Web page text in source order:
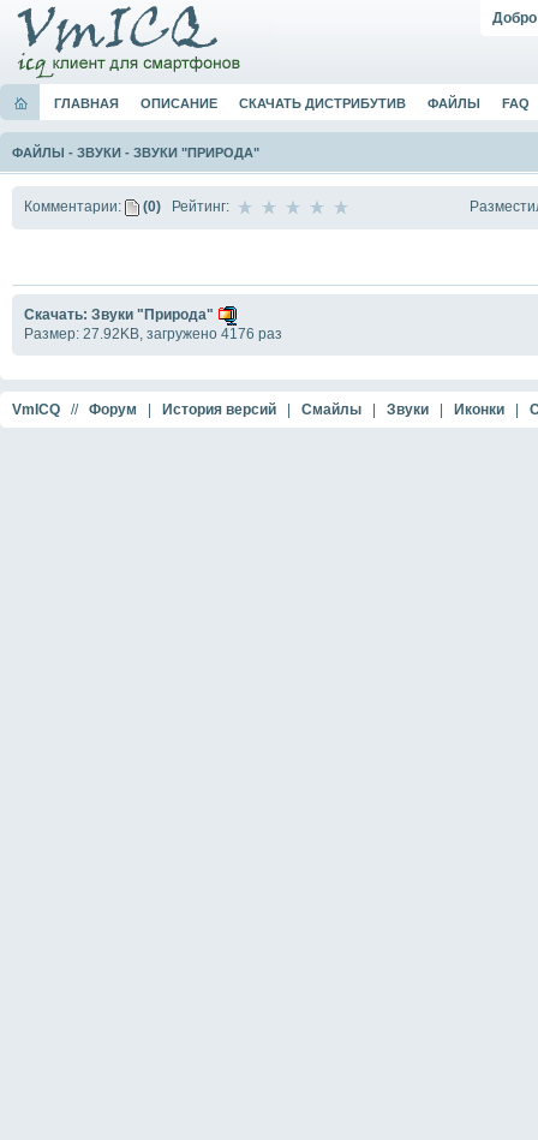
ГЛАВНАЯ ОПИСАНИЕ СКАЧАТЬ ДИСТРИБУТИВ ФАЙЛЫ FAQ
ФАЙЛЫ - ЗВУКИ - ЗВУКИ "ПРИРОДА"
Комментарии: (0) Рейтинг:
Скачать: Звуки "Природа"
Размер: 27.92KB, загружено 4176 раз
VmICQ // Форум История версий Смайлы Звуки Иконки